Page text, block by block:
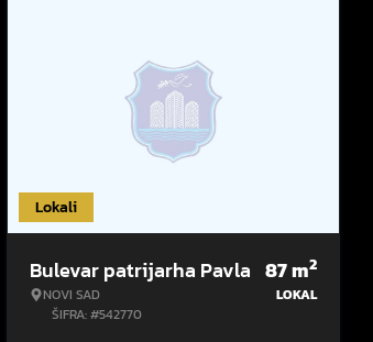
Lokali
Bulevar patrijarha Pavla
NOVI SAD
ŠIFRA: #542770
87m2
LOKAL